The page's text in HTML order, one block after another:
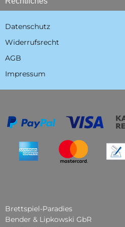
Datenschutz
Widerrufsrecht
AGB
Impressum
Brettspiel-Paradies
Bender & Lipkowski GbR